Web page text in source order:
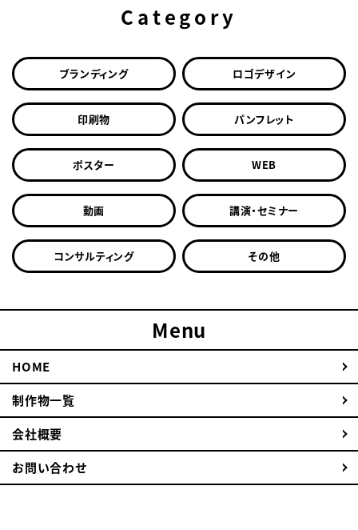
Category
ブランディング ロゴデザイン
印刷物 パンフレット
ポスター WEB
動画 講演・セミナー
コンサルティング その他
Menu
HOME
制作物一覧
会社概要
お問い合わせ